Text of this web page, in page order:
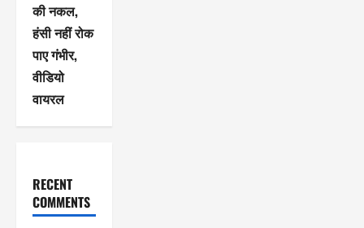
की नकल,
हंसी नहीं रोक
पाए गंभीर,
वीडियो
वायरल
RECENT
COMMENTS